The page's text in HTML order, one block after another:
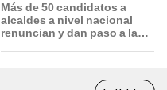
Más de 50 candidatos a
alcaldes a nivel nacional
renuncian y dan paso a la